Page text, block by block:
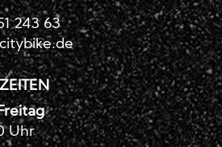
243 63
Uhr